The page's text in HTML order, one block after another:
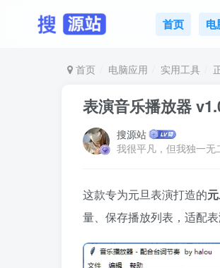
首页 电
首页 电脑应用 实用工具
表演音乐播放器
搜源站
我很平凡，但我独一无
这款专为元旦表演打造的
量、保存播放列表，适配